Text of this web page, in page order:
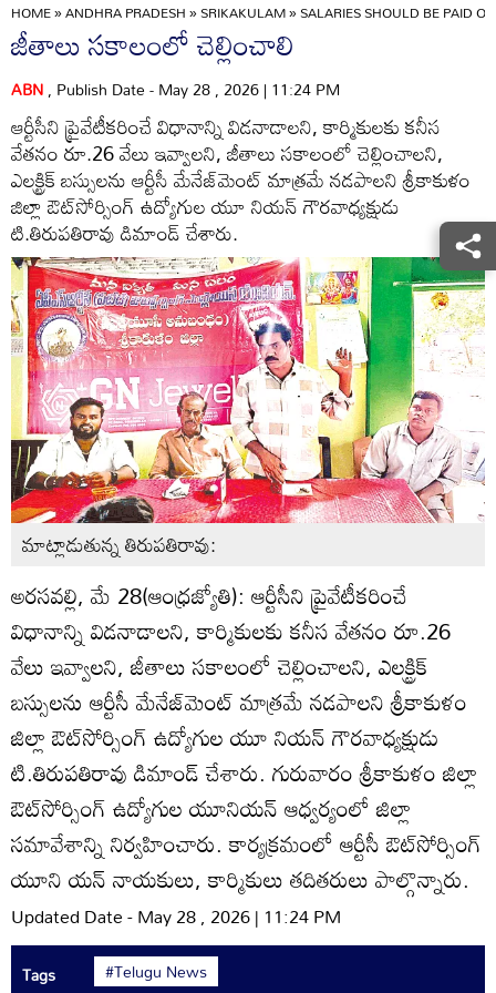
HOME»ANDHRA PRADESH»SRIKAKULAM»SALARIES SHOULD BE PAID
జీతాలు సకాలంలో చెల్లించాలి
ABN, Publish Date - May 28 , 2026 | 11:24 PM
ఆర్టీసీని ప్రైవేటీకరించే విధానాన్ని విడనాడాలని, కార్మికులకు కనీస
వేతనం రూ.26 వేలు ఇవ్వాలని, జీతాలు సకాలంలో చెల్లించాలని,
ఎలక్ట్రిక్‌ బస్సులను ఆర్టీసీ మేనేజ్‌మెంట్‌ మాత్రమే నడపాలని శ్రీకాకుళం
జిల్లా ఔట్‌సోర్సింగ్‌ ఉద్యోగుల యూ నియన్‌ గౌరవాధ్యక్షుడు
టి.తిరుపతిరావు డిమాండ్‌ చేశారు.
మాట్లాడుతున్న తిరుపతిరావు:
అరసవల్లి, మే 28(ఆంధ్రజ్యోతి): ఆర్టీసీని ప్రైవేటీకరించే
విధానాన్ని విడనాడాలని, కార్మికులకు కనీస వేతనం రూ.26
వేలు ఇవ్వాలని, జీతాలు సకాలంలో చెల్లించాలని, ఎలక్ట్రిక్‌
బస్సులను ఆర్టీసీ మేనేజ్‌మెంట్‌ మాత్రమే నడపాలని శ్రీకాకుళం
జిల్లా ఔట్‌సోర్సింగ్‌ ఉద్యోగుల యూ నియన్‌ గౌరవాధ్యక్షుడు
టి.తిరుపతిరావు డిమాండ్‌ చేశారు. గురువారం శ్రీకాకుళం జిల్లా
ఔట్‌సోర్సింగ్‌ ఉద్యోగుల యూనియన్‌ ఆధ్వర్యంలో జిల్లా
సమావేశాన్ని నిర్వహించారు. కార్యక్రమంలో ఆర్టీసీ ఔట్‌సోర్సింగ్‌
యూని యన్‌ నాయకులు, కార్మికులు తదితరులు పాల్గొన్నారు.
Updated Date - May 28 , 2026 | 11:24 PM
Tags #Telugu News